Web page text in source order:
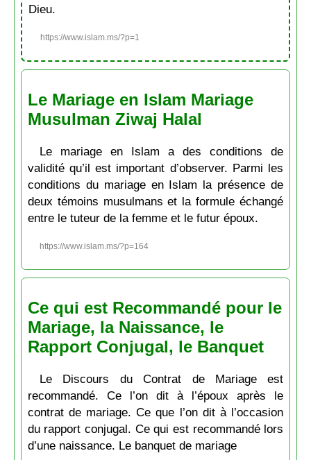
Dieu.
https://www.islam.ms/?p=1
Le Mariage en Islam Mariage
Musulman Ziwaj Halal
Le mariage en Islam a des conditions de
validité qu’il est important d’observer. Parmi les
conditions du mariage en Islam la présence de
deux témoins musulmans et la formule échangé
entre le tuteur de la femme et le futur époux.
https://www.islam.ms/?p=164
Ce qui est Recommandé pour le
Mariage, la Naissance, le
Rapport Conjugal, le Banquet
Le Discours du Contrat de Mariage est
recommandé. Ce l’on dit à l’époux après le
contrat de mariage. Ce que l’on dit à l’occasion
du rapport conjugal. Ce qui est recommandé lors
d’une naissance. Le banquet de mariage